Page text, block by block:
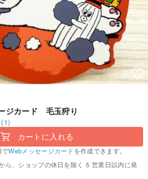
ジカード 毛玉狩り
(1)
カートに入れる
でWebメッセージカードを作成できます。
ら、ショップの休日を除く 5 営業日以内に発